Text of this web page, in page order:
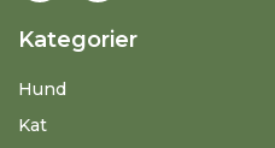
Kategorier
Hund
Kat